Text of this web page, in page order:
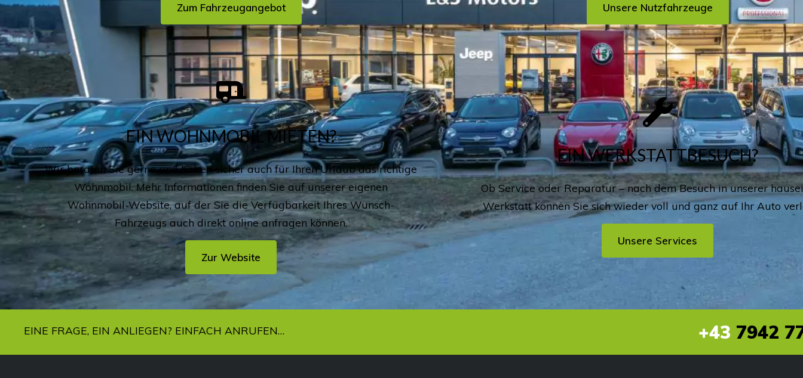
Zum Fahrzeugangebot Unsere Nutzfahrzeuge
EIN WOHNMOBIL MIETEN?
Wir beraten Sie gerne und haben sicher auch für Ihren Urlaub das richtige
Wohnmobil. Mehr Informationen finden Sie auf unserer eigenen
Wohnmobil-Website, auf der Sie die Verfügbarkeit Ihres Wunsch-
Fahrzeugs auch direkt online anfragen können.
Zur Website
EIN WERKSTATTBESUCH?
Ob Service oder Reparatur – nach dem Besuch in unserer
Werkstatt können Sie sich wieder voll und ganz auf Ihr Auto
Unsere Services
EINE FRAGE, EIN ANLIEGEN? EINFACH ANRUFEN… +43 7942